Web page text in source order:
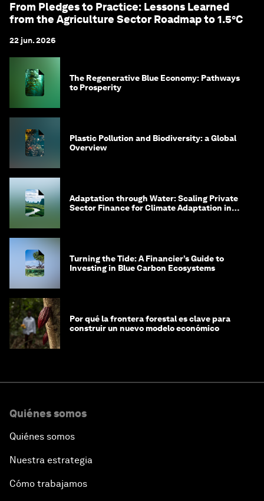
From Pledges to Practice: Lessons Learned
from the Agriculture Sector Roadmap to 1.5°C
22 jun. 2026
The Regenerative Blue Economy: Pathways
to Prosperity
Plastic Pollution and Biodiversity: a Global
Overview
Adaptation through Water: Scaling Private
Sector Finance for Climate Adaptation in
Turning the Tide: A Financier’s Guide to
Investing in Blue Carbon Ecosystems
Por qué la frontera forestal es clave para
construir un nuevo modelo económico
Quiénes somos
Quiénes somos
Nuestra estrategia
Cómo trabajamos